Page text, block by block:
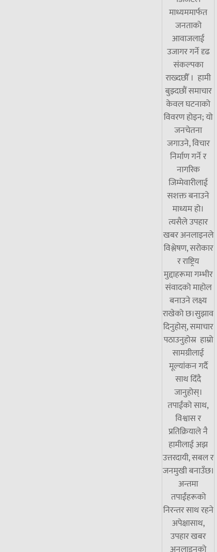
माध्यममार्फत
जनताको
आवाजलाई
उजागर गर्ने दृढ
संकल्पका
राख्दछौँ । हामी
बुझ्दछौं समाचार
केवल घटनाको
विवरण होइन; यो
जनचेतना
जगाउने, विचार
निर्माण गर्ने र
नागरिक
जिम्मेवारीलाई
सशक्त बनाउने
माध्यम हो।
त्यसैले उपहार
खबर अनलाइनले
विश्लेषण, सरोकार
र राष्ट्रिय
मुद्दाहरूमा गम्भीर
संवादको माहोल
बनाउने लक्ष्य
राखेको छ।सुझाव
दिनुहोस्, समाचार
पठाउनुहोस्र हाम्रो
सामग्रीलाई
मूल्यांकन गर्दै
साथ दिँदै
जानुहोस्।
तपाईंको साथ,
विश्वास र
प्रतिक्रियाले नै
हामीलाई अझ
उत्तरदायी, सबल र
जनमुखी बनाउँछ।
अन्तमा
तपाईंहरूको
निरन्तर साथ रहने
अपेक्षासाथ,
उपहार खबर